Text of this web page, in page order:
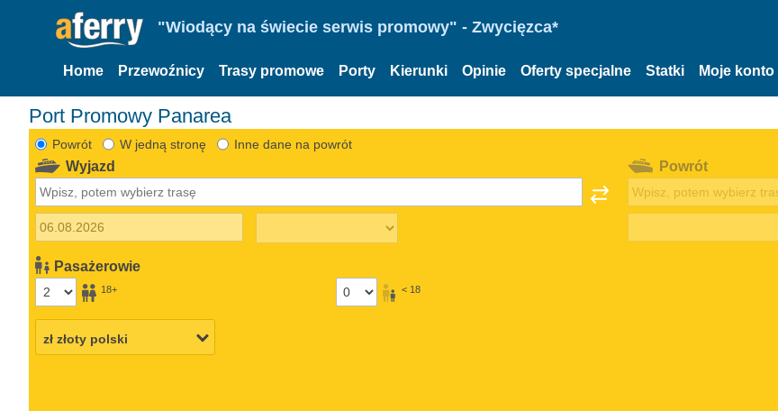
"Wiodący na świecie serwis promowy" - Zwycięzca*
Home Przewoźnicy Trasy promowe Porty Kierunki Opinie Oferty specjalne Statki Moje konto
Port Promowy Panarea
Powrót W jedną stronę Inne dane na powrót
Wyjazd
Pasażerowie
18+ < 18
Powrót